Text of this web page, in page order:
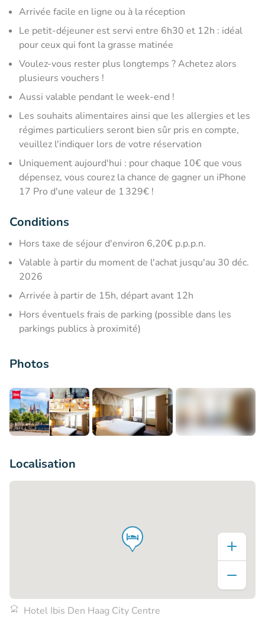
Arrivée facile en ligne ou à la réception
Le petit-déjeuner est servi entre 6h30 et 12h : idéal
pour ceux qui font la grasse matinée
Voulez-vous rester plus longtemps ? Achetez alors
plusieurs vouchers !
Aussi valable pendant le week-end !
Les souhaits alimentaires ainsi que les allergies et les
régimes particuliers seront bien sûr pris en compte,
veuillez l'indiquer lors de votre réservation
Uniquement aujourd'hui : pour chaque 10€ que vous
dépensez, vous courez la chance de gagner un iPhone
17 Pro d'une valeur de 1 329€ !
Conditions
Hors taxe de séjour d'environ 6,20€ p.p.p.n.
Valable à partir du moment de l'achat jusqu'au 30 déc.
2026
Arrivée à partir de 15h, départ avant 12h
Hors éventuels frais de parking (possible dans les
parkings publics à proximité)
Photos
Localisation
Hotel Ibis Den Haag City Centre